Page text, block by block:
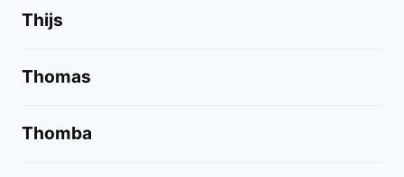
Thijs
Thomas
Thomba